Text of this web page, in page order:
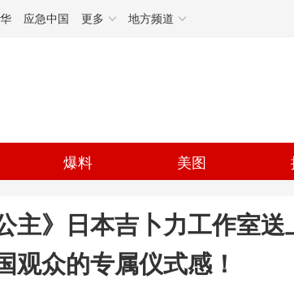
应急中国 更多 地方频道
爆料 美图
主》日本吉卜力工作室
观众的专属仪式感！